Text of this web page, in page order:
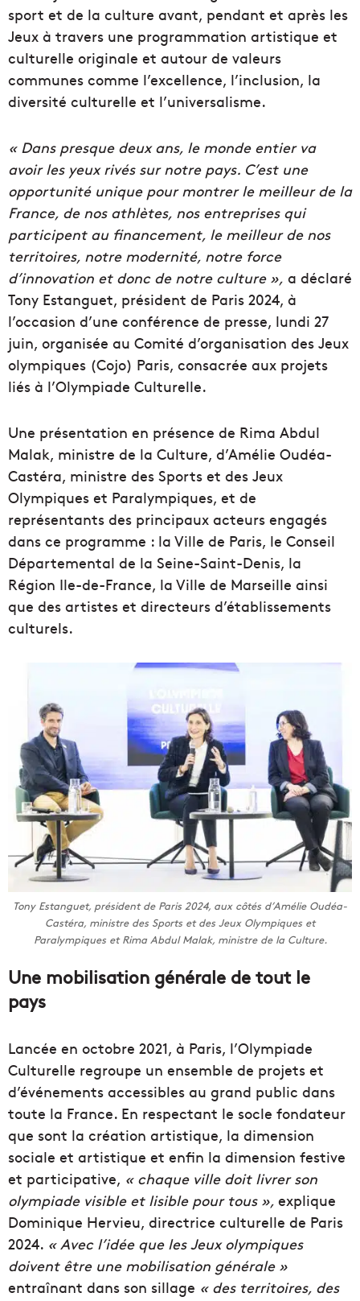
sport et de la culture avant, pendant et après les
Jeux à travers une programmation artistique et
culturelle originale et autour de valeurs
communes comme l’excellence, l’inclusion, la
diversité culturelle et l’universalisme.
« Dans presque deux ans, le monde entier va
avoir les yeux rivés sur notre pays. C’est une
opportunité unique pour montrer le meilleur de la
France, de nos athlètes, nos entreprises qui
participent au financement, le meilleur de nos
territoires, notre modernité, notre force
d’innovation et donc de notre culture », a déclaré
Tony Estanguet, président de Paris 2024, à
l’occasion d’une conférence de presse, lundi 27
juin, organisée au Comité d’organisation des Jeux
olympiques (Cojo) Paris, consacrée aux projets
liés à l’Olympiade Culturelle.
Une présentation en présence de Rima Abdul
Malak, ministre de la Culture, d’Amélie Oudéa-
Castéra, ministre des Sports et des Jeux
Olympiques et Paralympiques, et de
représentants des principaux acteurs engagés
dans ce programme : la Ville de Paris, le Conseil
Départemental de la Seine-Saint-Denis, la
Région Ile-de-France, la Ville de Marseille ainsi
que des artistes et directeurs d’établissements
culturels.
Tony Estanguet, président de Paris 2024, aux côtés d’Amélie Oudéa-
Castéra, ministre des Sports et des Jeux Olympiques et
Paralympiques et Rima Abdul Malak, ministre de la Culture.
Une mobilisation générale de tout le
pays
Lancée en octobre 2021, à Paris, l’Olympiade
Culturelle regroupe un ensemble de projets et
d’événements accessibles au grand public dans
toute la France. En respectant le socle fondateur
que sont la création artistique, la dimension
sociale et artistique et enfin la dimension festive
et participative, « chaque ville doit livrer son
olympiade visible et lisible pour tous », explique
Dominique Hervieu, directrice culturelle de Paris
2024. « Avec l’idée que les Jeux olympiques
doivent être une mobilisation générale »
entraînant dans son sillage « des territoires, des